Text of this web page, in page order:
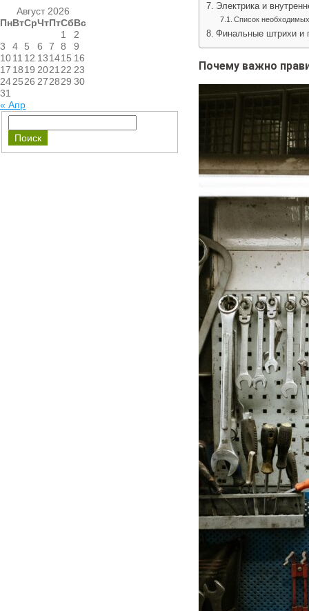
Август 2026
ПнВтСрЧтПтСбВс
1
2
3
4 5 6 7 8
9
1011 12 131415 16
17 1819 2021 22 23
242526 272829 30
31
« Апр
Электрика и
Список
Финальные штрихи и
Почему важно